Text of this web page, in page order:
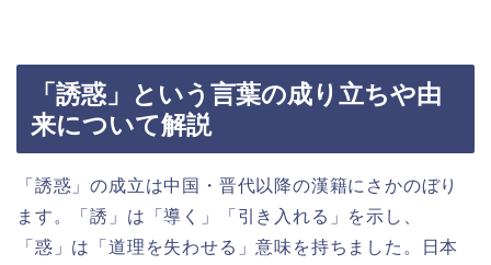
「誘惑」という言葉の成り立ちや由
来について解説
「誘惑」の成立は中国・晋代以降の漢籍にさかのぼり
ます。「誘」は「導く」「引き入れる」を示し、
「惑」は「道理を失わせる」意味を持ちました。日本